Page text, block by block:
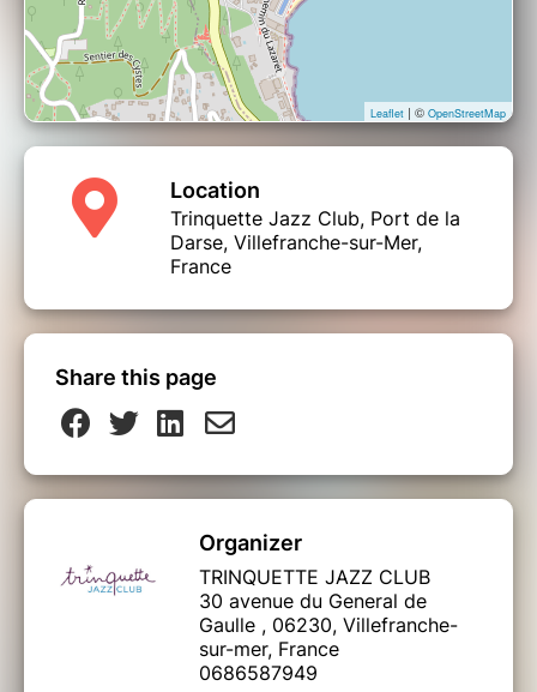
Leonorah SAAB : Danse
Leaflet | © OpenStreetMap
Location
Trinquette Jazz Club, Port de la
Darse, Villefranche-sur-Mer,
France
Share this page
Organizer
TRINQUETTE JAZZ CLUB
30 avenue du General de
Gaulle , 06230, Villefranche-
sur-mer, France
0686587949